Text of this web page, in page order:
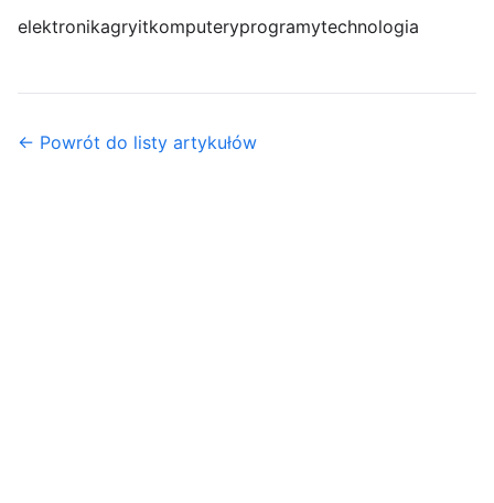
elektronikagryitkomputeryprogramytechnologia
← Powrót do listy artykułów